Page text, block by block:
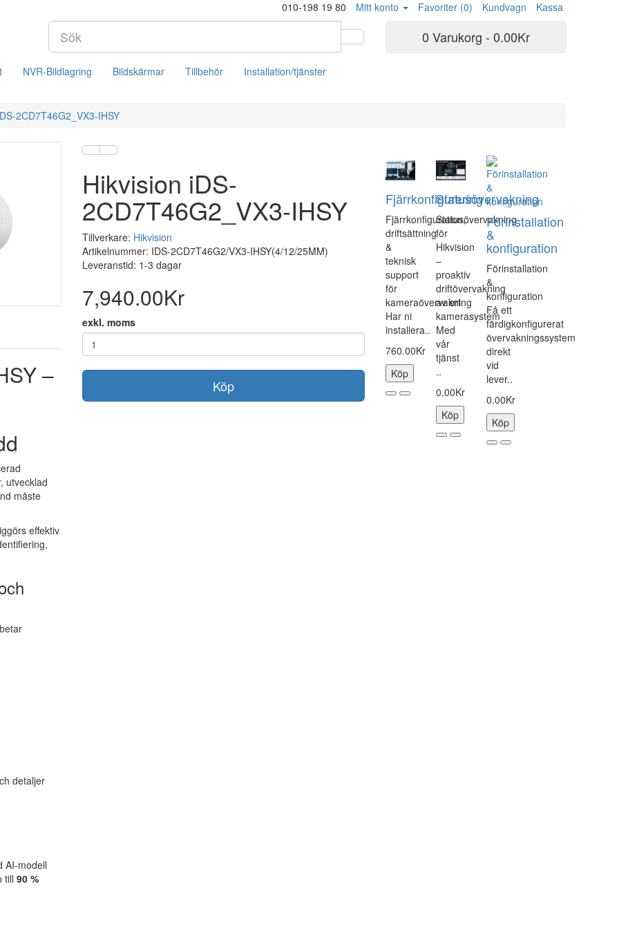
010-198 19 80 Mitt konto Favoriter (0) Kundvagn Kassa
0 Varukorg - 0.00Kr
NVR-Bildlagring Bildskärmar Tillbehör Installation/tjänster
2CD7T46G2_VX3-IHSY
–
utvecklad
måste
effektiv
detaljer
AI-modell
till 90 %
Hikvision iDS-
2CD7T46G2_VX3-IHSY
Tillverkare: Hikvision
Artikelnummer: IDS-2CD7T46G2/VX3-IHSY(4/12/25MM)
Leveranstid: 1-3 dagar
7,940.00Kr
exkl. moms
Köp
Fjärrkonfigurering
Fjärrkonfiguration,
driftsättning
&
teknisk
support
för
kameraövervakning
Har ni
installera..
760.00Kr
Köp
Statusövervakning
Statusövervakning
för
Hikvision
–
proaktiv
driftövervakning
av ert
kamerasystem
Med
vår
tjänst
..
0.00Kr
Köp
Förinstallation
&
konfiguration
Förinstallation
&
konfiguration
Få ett
färdigkonfigurerat
övervakningssystem
direkt
vid
lever..
0.00Kr
Köp